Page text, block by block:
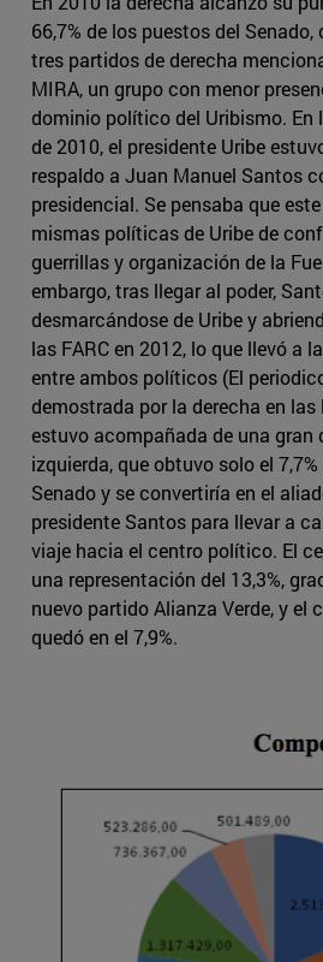
66,7% de los puestos del
tres partidos de derecha
MIRA, un grupo con menor
dominio político del Uribismo. En
de 2010, el presidente Uribe
respaldo a Juan Manuel Santos
presidencial. Se pensaba que
mismas políticas de Uribe de
guerrillas y organización de la
embargo, tras llegar al poder,
desmarcándose de Uribe y
las FARC en 2012, lo que llevó a
entre ambos políticos (El
demostrada por la derecha en
estuvo acompañada de una gran
izquierda, que obtuvo solo el
Senado y se convertiría en el
presidente Santos para llevar a
viaje hacia el centro político. El
una representación del 13,3%,
nuevo partido Alianza Verde, y el
quedó en el 7,9%.